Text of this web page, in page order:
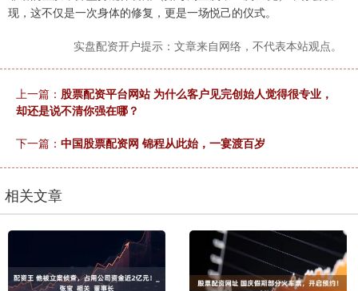
现，这不仅是一次身体的修复，更是一场悦己的仪式。
实盘配资开户提示：文章来自网络，不代表本站观点。
上一篇： 股票配资平台网站 为什么客户见完创始人觉得很专业，
却还是说不清你强在哪？
下一篇： 中国股票配资网 锦程从此始，一宴渡百岁
相关文章